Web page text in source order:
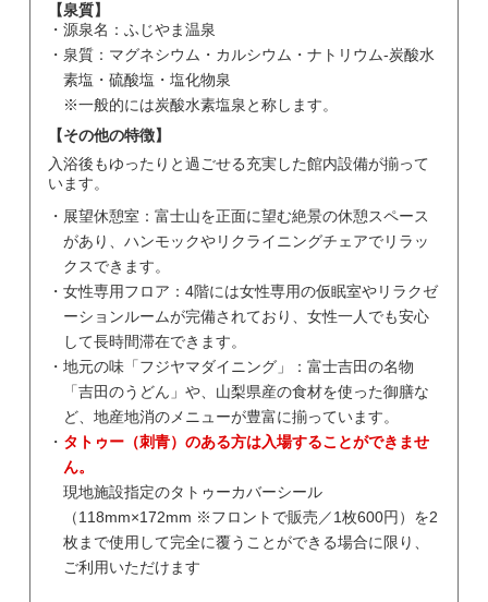
【泉質】
源泉名：ふじやま温泉
泉質：マグネシウム・カルシウム・ナトリウム-炭酸水
素塩・硫酸塩・塩化物泉
※一般的には炭酸水素塩泉と称します。
【その他の特徴】
入浴後もゆったりと過ごせる充実した館内設備が揃って
います。
展望休憩室：富士山を正面に望む絶景の休憩スペース
があり、ハンモックやリクライニングチェアでリラッ
クスできます。
女性専用フロア：4階には女性専用の仮眠室やリラクゼ
ーションルームが完備されており、女性一人でも安心
して長時間滞在できます。
地元の味「フジヤマダイニング」：富士吉田の名物
「吉田のうどん」や、山梨県産の食材を使った御膳な
ど、地産地消のメニューが豊富に揃っています。
タトゥー（刺青）のある方は入場することができませ
ん。
現地施設指定のタトゥーカバーシール
（118mm×172mm ※フロントで販売／1枚600円）を2
枚まで使用して完全に覆うことができる場合に限り、
ご利用いただけます